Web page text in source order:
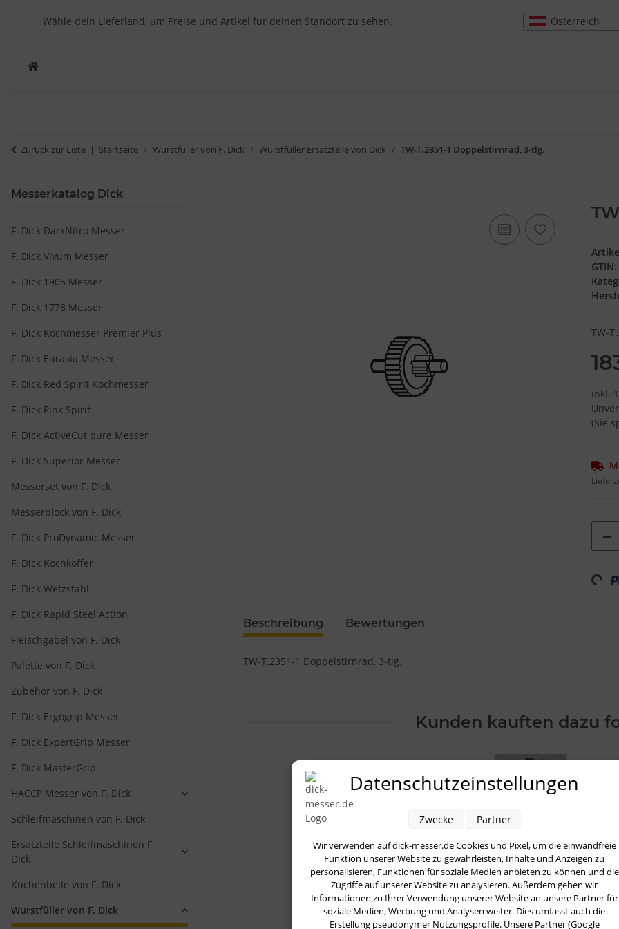
Wähle dein Lieferland, um Preise und Artikel für deinen Standort zu sehen. Österreich
Zurück zur Liste Startseite Wurstfüller von F. Dick Wurstfüller Ersatzteile von Dick TW-T.2351-1 Doppelstirnrad, 3-tlg.
GTIN:
TW-
inkl.
(Sie
Loading...
Beschreibung Bewertungen
TW-T.2351-1 Doppelstirnrad, 3-tlg.
Kunden kauften dazu
TW-T.15
Ritzelwelle,
rostfrei Einh.-Gr.
85,80 €*
Zylinderhalter
links und, rechts
/ Ersatz
80,24 €*
TW-T.1144-1
Lüftventil
montiert
10,18 €*
Messerkatalog Dick
F. Dick DarkNitro Messer
F. Dick Vivum Messer
F. Dick 1905 Messer
F. Dick 1778 Messer
F. Dick Kochmesser Premier Plus
F. Dick Eurasia Messer
F. Dick Red Spirit Kochmesser
F. Dick Pink Spirit
F. Dick ActiveCut pure Messer
F. Dick Superior Messer
Messerset von F. Dick
Messerblock von F. Dick
F. Dick ProDynamic Messer
F. Dick Kochkoffer
F. Dick Wetzstahl
F. Dick Rapid Steel Action
Fleischgabel von F. Dick
Palette von F. Dick
Zubehör von F. Dick
F. Dick Ergogrip Messer
F. Dick ExpertGrip Messer
F. Dick MasterGrip
HACCP Messer von F. Dick
Schleifmaschinen von F. Dick
Ersatzteile Schleifmaschinen F.
Dick
Küchenbeile von F. Dick
Wurstfüller von F. Dick
Datenschutzeinstellungen
Wir verwenden auf dick-messer.de Cookies und Pixel, um die einwandfreie
Funktion unserer Website zu gewährleisten, Inhalte und Anzeigen zu
personalisieren, Funktionen für soziale Medien anbieten zu können und die
Zugriffe auf unserer Website zu analysieren. Außerdem geben wir
Informationen zu Ihrer Verwendung unserer Website an unsere Partner für
soziale Medien, Werbung und Analysen weiter. Dies umfasst auch die
Erstellung pseudonymer Nutzungsprofile. Unsere Partner (Google
Zwecke Partner